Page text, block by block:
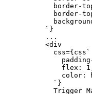
` }
...
<
            css
={ css `
` }